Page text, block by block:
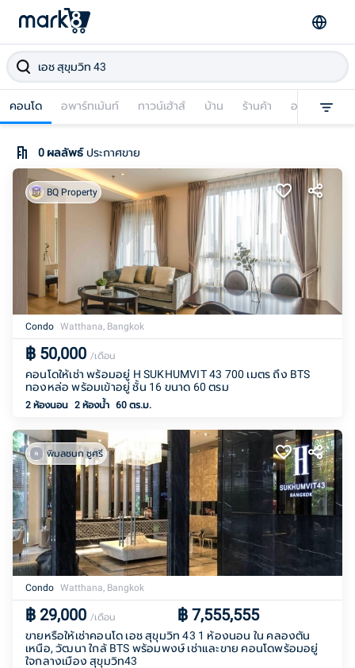
คอนโด อพาร์ทเม้นท์ ทาวน์เฮ้าส์ บ้าน ร้านค้า อาคารพาณิช
0ผลลัพธ์ ประกาศขาย
BQ Property
Condo Watthana, Bangkok
฿ 50,000 /เดือน
คอนโดให้เช่า พร้อมอยู่ H SUKHUMVIT 43 700 เมตร ถึง BTS
ทองหล่อ พร้อมเข้าอยู่ ชั้น 16 ขนาด 60 ตรม
2 ห้องนอน 2 ห้องน้ำ 60 ตร.ม.
พิมลชนก ชูศรี
Condo Watthana, Bangkok
฿ 29,000 /เดือน ฿ 7,555,555
ขายหรือให้เช่าคอนโด เอช สุขุมวิท 43 1 ห้องนอน ใน คลองตัน
เหนือ, วัฒนา ใกล้ BTS พร้อมพงษ์ เช่าและขาย คอนโดพร้อมอยู่
ใจกลางเมือง สุขุมวิท43